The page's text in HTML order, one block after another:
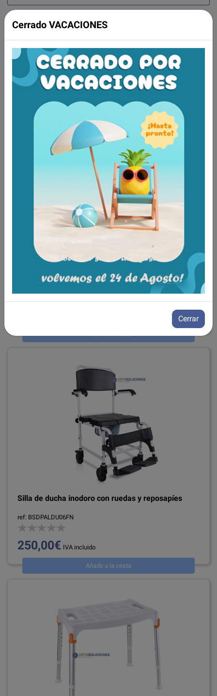
Aún no existen valoraciones para este
producto.
Tambien te recomendamos
Añadir a la cesta
Silla de ducha inodoro con ruedas y reposapíes
ref: BSDPALDU06FN
250,00€ IVA incluido
Añadir a la cesta
Cerrado VACACIONES
Cerrar